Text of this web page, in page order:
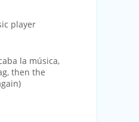
player
la música,
then the